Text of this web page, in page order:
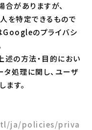
がありますが、
を特定できるもので
Googleのプライバシ
述の方法・目的におい
処理に関し、ユーザ
す。
ja/policies/priva